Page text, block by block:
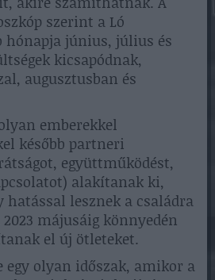
szerint a Ló
hónapja június, július és
kicsapódnak,
augusztusban és
emberekkel
később partneri
együttműködést,
alakítanak ki,
hatással lesznek a családra
májusáig könnyedén
el új ötleteket.
egy olyan időszak, amikor a